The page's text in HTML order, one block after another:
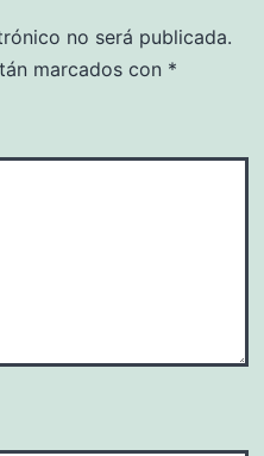
no será publicada.
marcados con *